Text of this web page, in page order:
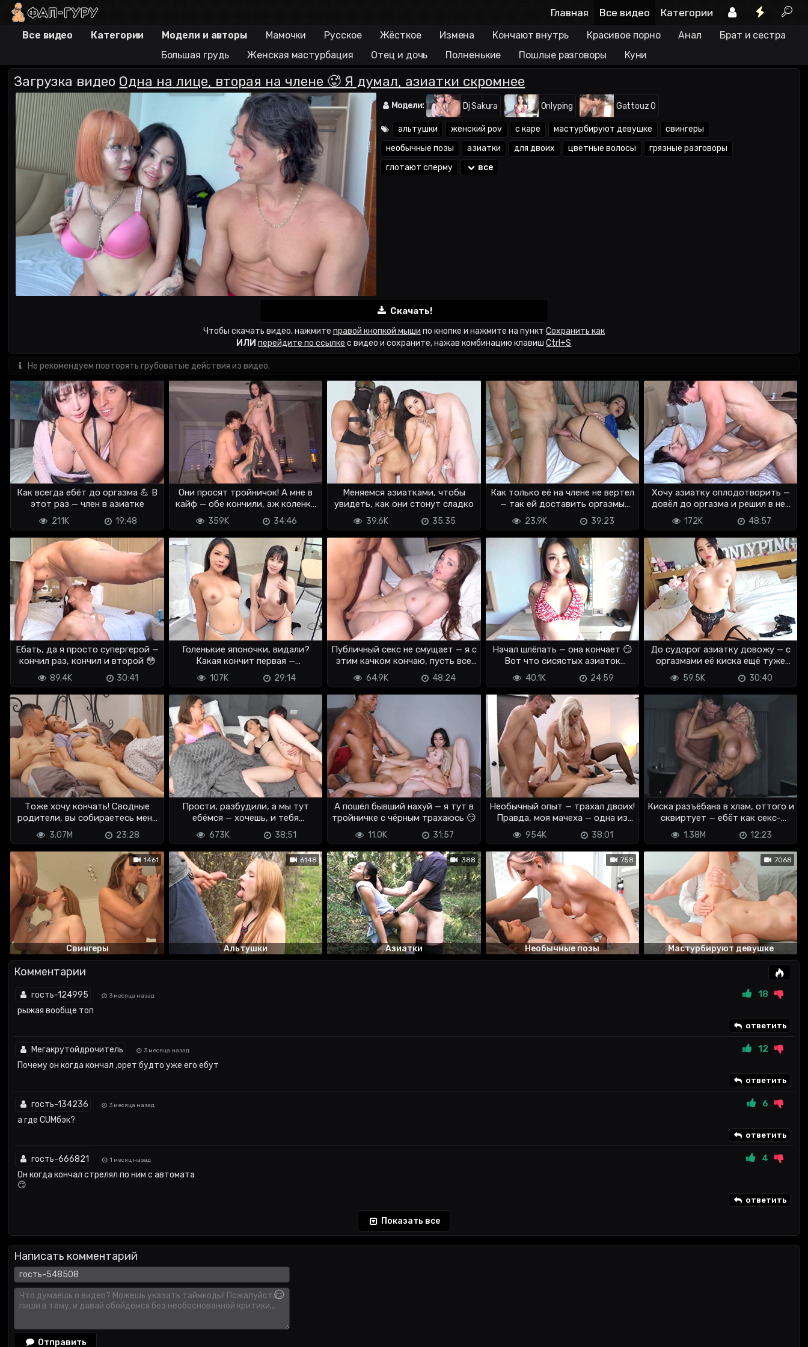
Главная Все видео Категории
Все видео Категории Модели и авторы Мамочки Русское Жёсткое Измена Кончают внутрь Красивое порно Анал
Брат и сестра
Большая грудь
Женская мастурбация Отец и дочь Полненькие Пошлые разговоры Куни
Загрузка видео Одна на лице, вторая на члене 🥵 Я думал, азиатки скромнее
Модели: Dj Sakura Onlyping Gattouz 0
альтушки женский pov с каре мастурбируют девушке
свингеры
необычные позы
азиатки для двоих цветные волосы
грязные разговоры
глотают сперму
все
Скачать!
Чтобы скачать видео, нажмите правой кнопкой мыши по кнопке и нажмите на пункт Сохранить как
ИЛИ перейдите по ссылке с видео и сохраните, нажав комбинацию клавишCtrl+S
Не рекомендуем повторять грубоватые действия из видео.
Как всегда ебёт до оргазма 💪 В
этот раз — член в азиатке
19:48
211K
Они просят тройничок! А мне в
кайф — обе кончили, аж коленки
дрожали
34:46
359K
Меняемся азиатками, чтобы
увидеть, как они стонут сладко
35:35
39.6K
Как только её на члене не вертел
— так ей доставить оргазмы
39:23
23.9K
Хочу азиатку оплодотворить —
довёл до оргазма и решил в неё
48:57
172K
Ебать, да я просто супергерой —
кончил раз, кончил и второй 😳
30:41
89.4K
Голенькие японочки, видали?
Какая кончит первая —
отгадаешь?
29:14
107K
Публичный секс не смущает — я с
этим качком кончаю, пусть все
48:24
64.9K
Начал шлёпать — она кончает 😏
Вот что сисястых азиаток
возбуждает
24:59
40.1K
До судорог азиатку довожу — с
оргазмами её киска ещё туже
становится
30:40
59.5K
Тоже хочу кончать! Сводные
родители, вы собираетесь меня
ебать?
23:28
3.07M
Прости, разбудили, а мы тут
ебёмся — хочешь, и тебя
трахнем? 😉
38:51
673K
А пошёл бывший нахуй — я тут в
тройничке с чёрным трахаюсь 😏
31:57
11.0K
Необычный опыт — трахал двоих!
Правда, моя мачеха — одна из
38:01
954K
Киска разъёбана в хлам, оттого и
сквиртует — ебёт как секс-
машина
12:23
1.38M
1461
Свингеры
6148
Альтушки
388
Азиатки
758
Необычные позы
7068
Мастурбируют девушке
Комментарии
гость-124995 3 месяца назад 18
рыжая вообще топ
ответить
Мегакрутойдрочитель 3 месяца назад 12
Почему он когда кончал ,орет будто уже его ебут
ответить
гость-134236 3 месяца назад 6
а где CUMбэк?
ответить
гость-666821 1 месяц назад 4
Он когда кончал стрелял по ним с автомата
😏
ответить
Показать все
Написать комментарий
😏
Отправить